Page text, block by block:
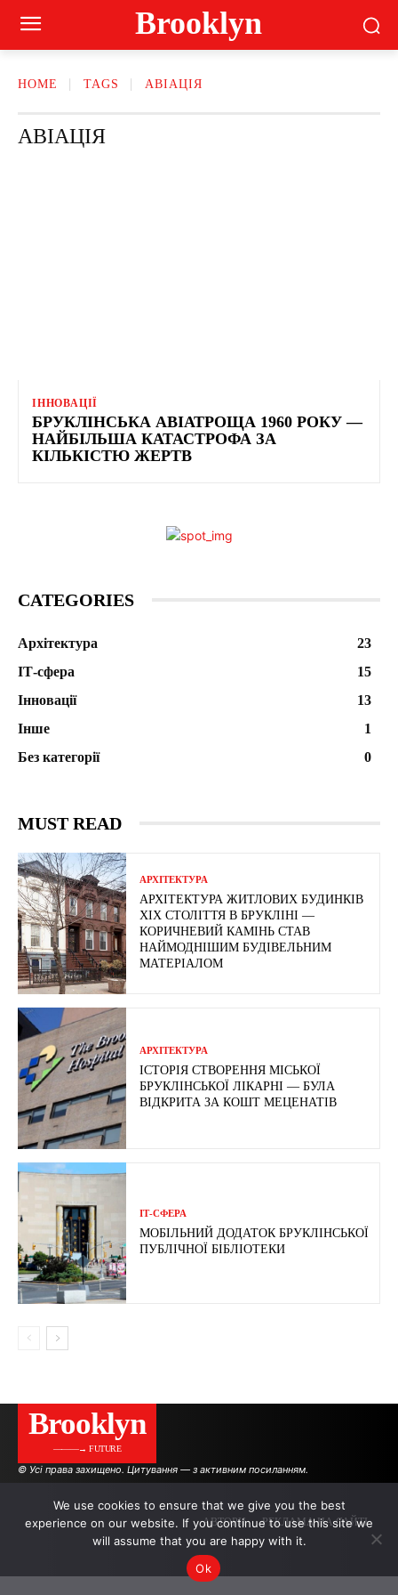
Brooklyn
HOME TAGS АВІАЦІЯ
АВІАЦІЯ
ІННОВАЦІЇ
БРУКЛІНСЬКА АВІАТРОЩА 1960 РОКУ —
НАЙБІЛЬША КАТАСТРОФА ЗА
КІЛЬКІСТЮ ЖЕРТВ
CATEGORIES
Архітектура
23
ІТ-сфера
15
Інновації
13
Інше
1
Без категорії
0
MUST READ
АРХІТЕКТУРА
АРХІТЕКТУРА ЖИТЛОВИХ БУДИНКІВ
ХІХ СТОЛІТТЯ В БРУКЛІНІ —
КОРИЧНЕВИЙ КАМІНЬ СТАВ
НАЙМОДНІШИМ БУДІВЕЛЬНИМ
МАТЕРІАЛОМ
АРХІТЕКТУРА
ІСТОРІЯ СТВОРЕННЯ МІСЬКОЇ
БРУКЛІНСЬКОЇ ЛІКАРНІ — БУЛА
ВІДКРИТА ЗА КОШТ МЕЦЕНАТІВ
ІТ-СФЕРА
МОБІЛЬНИЙ ДОДАТОК БРУКЛІНСЬКОЇ
ПУБЛІЧНОЇ БІБЛІОТЕКИ
Brooklyn
———→ FUTURE
© Усі права захищено. Цитування — з активним посиланням.
АВТОРИ РЕКЛАМА НА САЙТІ
We use cookies to ensure that we give you the best
experience on our website. If you continue to use this site we
will assume that you are happy with it.
Ok